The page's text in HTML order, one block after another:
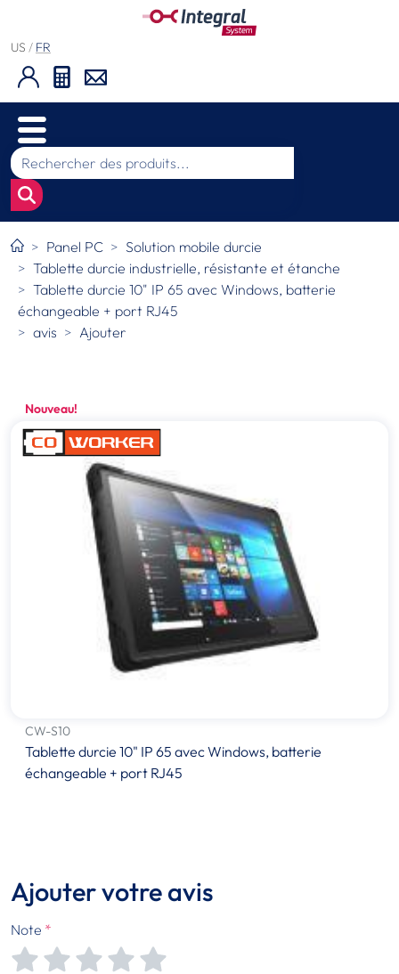
US / FR
Panel PC
Solution mobile durcie
Tablette durcie industrielle, résistante et étanche
Tablette durcie 10" IP 65 avec Windows, batterie
échangeable + port RJ45
avis
Ajouter
Nouveau!
CW-S10
Tablette durcie 10" IP 65 avec Windows, batterie
échangeable + port RJ45
Ajouter votre avis
Note